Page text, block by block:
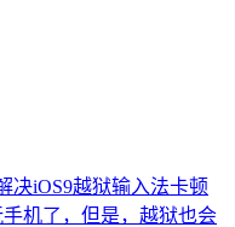
决iOS9越狱输入法卡顿
机了，但是，越狱也会